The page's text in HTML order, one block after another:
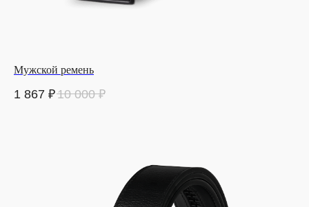
Мужской ремень
1 867 ₽10 000 ₽